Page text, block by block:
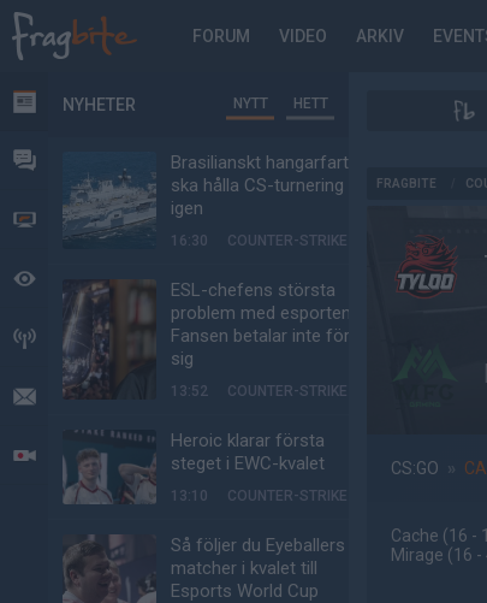
FORUM VIDEO ARKIV
NYHETER
VIDEO
BEVAKAT
HÄNDELSER
MEDDELANDEN
LIVESÄNDNINGAR
NYHETER NYTT HETT
Brasilianskt hangarfartyg
ska hålla CS-turnering –
igen
16:30 COUNTER-STRIKE
ESL-chefens största
problem med esporten:
Fansen betalar inte för
sig
13:52 COUNTER-STRIKE
Heroic klarar första
steget i EWC-kvalet
13:10 COUNTER-STRIKE
Så följer du Eyeballers
matcher i kvalet till
Esports World Cup
FRAGBITE
CS:GO »
Cache (16 -
Mirage (16 -